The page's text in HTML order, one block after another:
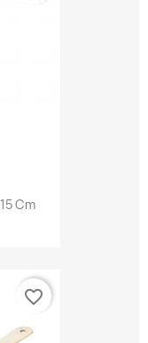
Cm
favorite_border